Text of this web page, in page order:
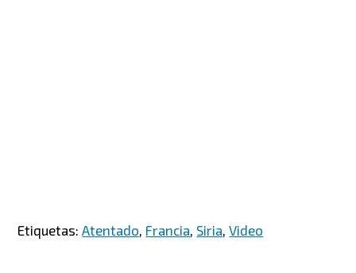
Etiquetas:Atentado, Francia, Siria,Video